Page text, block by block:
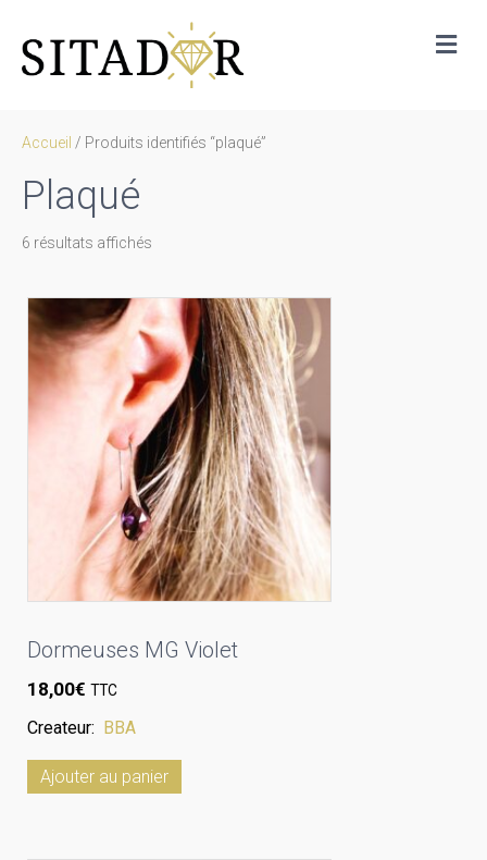
Accueil / Produits identifiés “plaqué”
Plaqué
6 résultats affichés
décroissant
Dormeuses MG Violet
18,00€ TTC
Createur: BBA
Ajouter au panier